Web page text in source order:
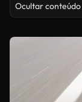
Ocultar